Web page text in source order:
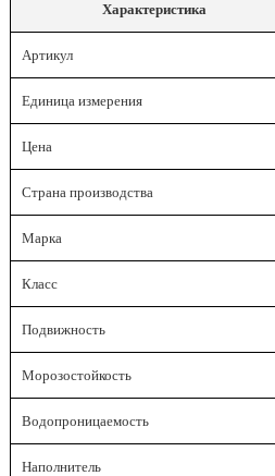
Характеристика
Артикул
Единица измерения
Цена
Страна производства
Марка
Класс
Подвижность
Морозостойкость
Водопроницаемость
Наполнитель